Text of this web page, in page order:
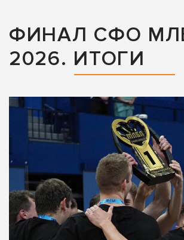
ФИНАЛ СФО
2026. ИТОГИ